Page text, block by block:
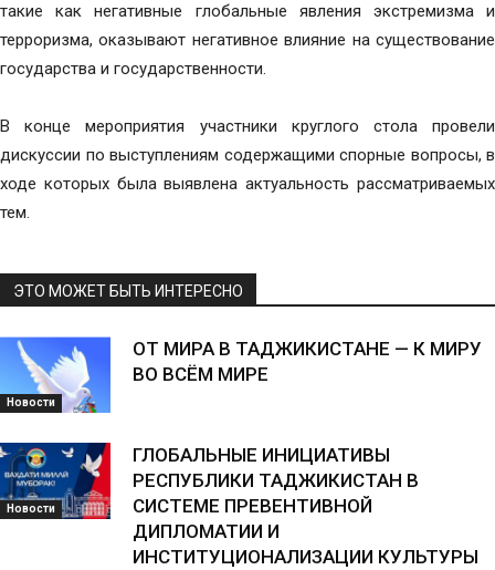
такие как негативные глобальные явления экстремизма и
терроризма, оказывают негативное влияние на существование
государства и государственности.
В конце мероприятия участники круглого стола провели
дискуссии по выступлениям содержащими спорные вопросы, в
ходе которых была выявлена актуальность рассматриваемых
тем.
ЭТО МОЖЕТ БЫТЬ ИНТЕРЕСНО
Новости
ОТ МИРА В ТАДЖИКИСТАНЕ — К МИРУ
ВО ВСЁМ МИРЕ
Новости
ГЛОБАЛЬНЫЕ ИНИЦИАТИВЫ
РЕСПУБЛИКИ ТАДЖИКИСТАН В
СИСТЕМЕ ПРЕВЕНТИВНОЙ
ДИПЛОМАТИИ И
ИНСТИТУЦИОНАЛИЗАЦИИ КУЛЬТУРЫ